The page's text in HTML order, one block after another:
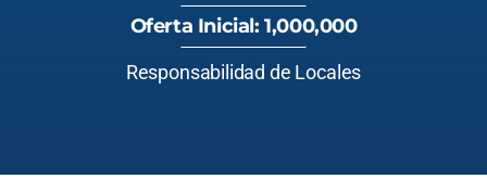
Oferta Inicial: 1,000,000
Responsabilidad de Locales